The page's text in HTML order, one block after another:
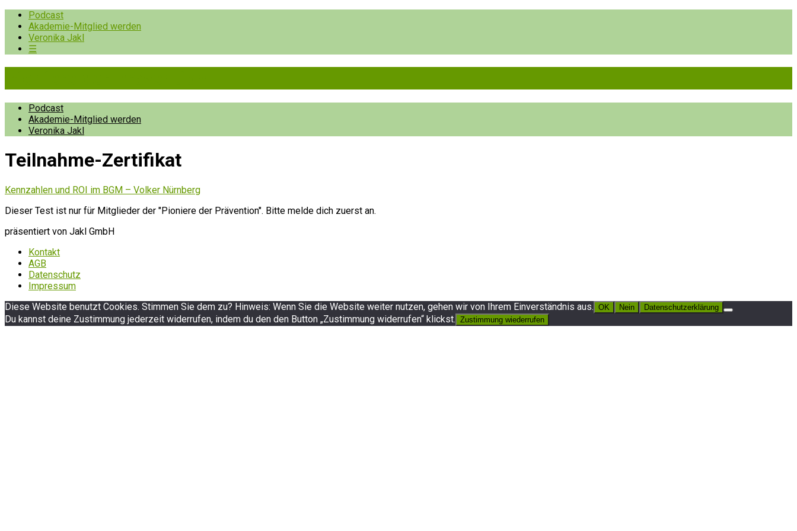
Podcast
Akademie-Mitglied werden
Veronika Jakl
☰
Podcast
Akademie-Mitglied werden
Veronika Jakl
Teilnahme-Zertifikat
Kennzahlen und ROI im BGM – Volker Nürnberg
Dieser Test ist nur für Mitglieder der "Pioniere der Prävention". Bitte melde dich zuerst an.
präsentiert von Jakl GmbH
Kontakt
AGB
Datenschutz
Impressum
Diese Website benutzt Cookies. Stimmen Sie dem zu? Hinweis: Wenn Sie die Website weiter nutzen, gehen wir von Ihrem Einverständnis aus. OK Nein Datenschutzerklärung
Du kannst deine Zustimmung jederzeit widerrufen, indem du den den Button „Zustimmung widerrufen“ klickst. Zustimmung wiederrufen